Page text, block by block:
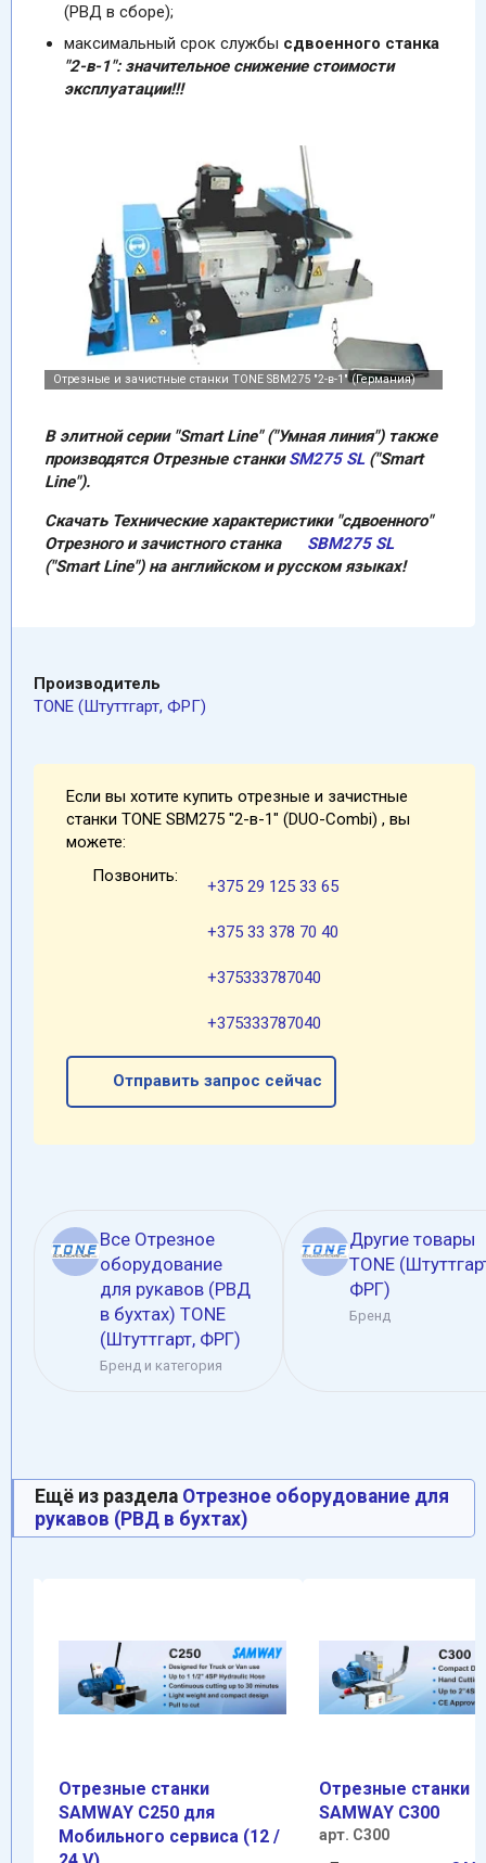
(РВД в сборе);
максимальный срок службы сдвоенного станка
"2-в-1": значительное снижение стоимости
эксплуатации!!!
В элитной серии "Smart Line" ("Умная линия") также
производятся Отрезные станкиSM275 SL ("Smart
Line").
Скачать Технические характеристики "сдвоенного"
Отрезного и зачистного станка
SBM275 SL
("Smart Line") на английском и русском языках!
Производитель
TONE (Штуттгарт, ФРГ)
Если вы хотите купить отрезные и зачистные
станки TONE SBM275 "2-в-1" (DUO-Combi) , вы
можете:
Позвонить:
+375 29 125 33 65
+375 33 378 70 40
+375333787040
+375333787040
Отправить запрос сейчас
Все Oтрезное
оборудование
для рукавов (РВД
в бухтах) TONE
(Штуттгарт, ФРГ)
Бренд и категория
Другие товары
TONE
ФРГ)
Бренд
Ещё из раздела Oтрезное оборудование для
рукавов (РВД в бухтах)
Отрезные станки
SAMWAY С250 для
Мобильного сервиса (12 /
Отрезные станки
SAMWAY С300
арт. C300